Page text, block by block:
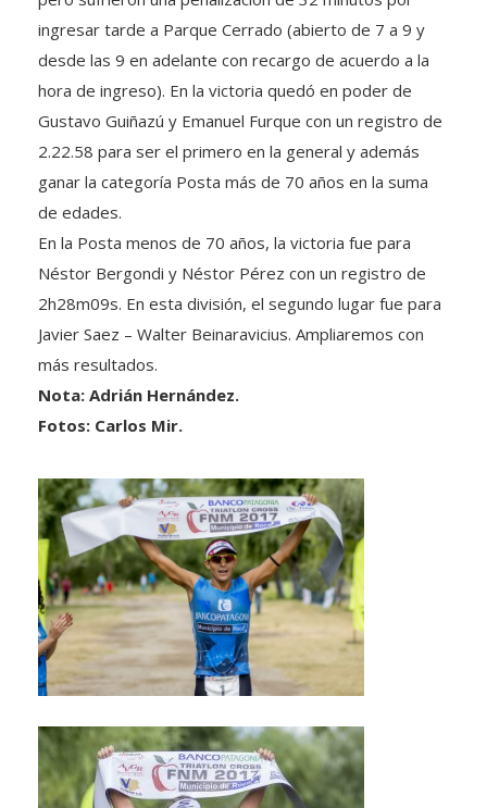
ingresar tarde a Parque Cerrado (abierto de 7 a 9 y
desde las 9 en adelante con recargo de acuerdo a la
hora de ingreso). En la victoria quedó en poder de
Gustavo Guiñazú y Emanuel Furque con un registro de
2.22.58 para ser el primero en la general y además
ganar la categoría Posta más de 70 años en la suma
de edades.
En la Posta menos de 70 años, la victoria fue para
Néstor Bergondi y Néstor Pérez con un registro de
2h28m09s. En esta división, el segundo lugar fue para
Javier Saez – Walter Beinaravicius. Ampliaremos con
más resultados.
Nota: Adrián Hernández.
Fotos: Carlos Mir.